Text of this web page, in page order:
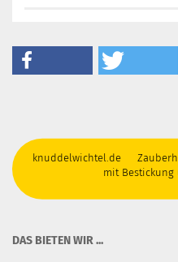
knuddelwichtel.de
mit
DAS BIETEN WIR ...